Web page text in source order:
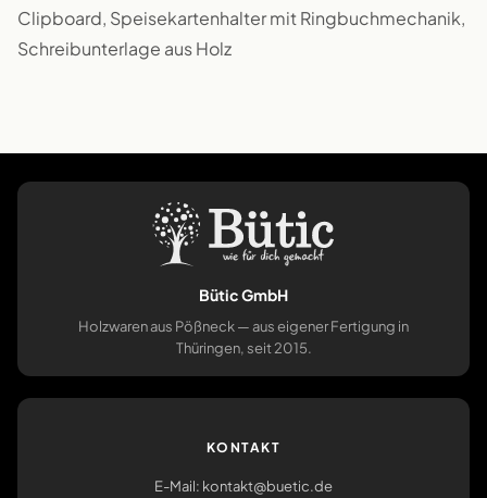
Clipboard, Speisekartenhalter mit Ringbuchmechanik,
Schreibunterlage aus Holz
Bütic GmbH
Holzwaren aus Pößneck — aus eigener Fertigung in
Thüringen, seit 2015.
KONTAKT
E-Mail: kontakt@buetic.de